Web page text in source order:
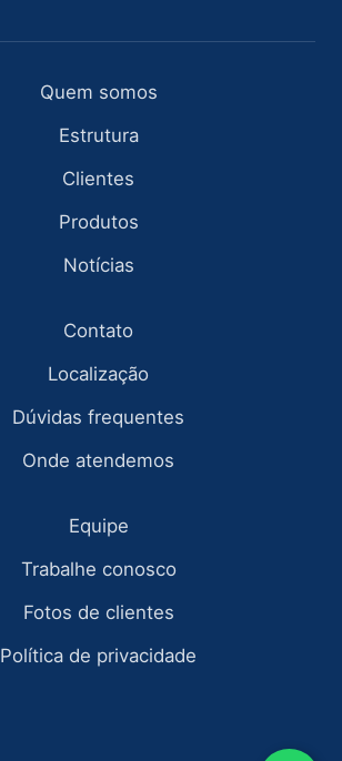
Quem somos
Estrutura
Clientes
Produtos
Notícias
Contato
Localização
Dúvidas frequentes
Onde atendemos
Equipe
Trabalhe conosco
Fotos de clientes
Política de privacidade